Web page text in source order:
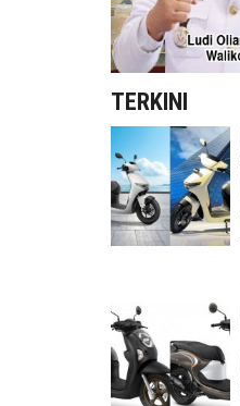
TERKINI